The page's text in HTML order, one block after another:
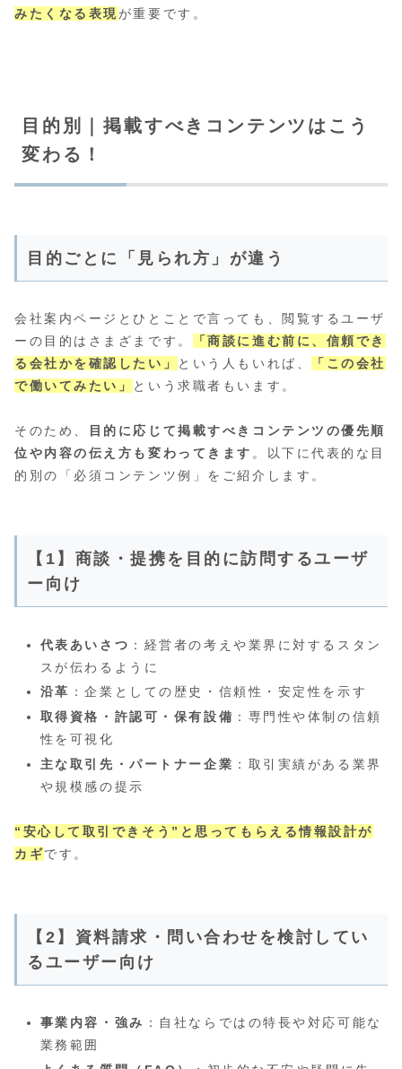
みたくなる表現 が重要です。
目的別｜掲載すべきコンテンツはこう
変わる！
目的ごとに「見られ方」が違う
会社案内ページとひとことで言っても、閲覧するユーザ
ーの目的はさまざまです。
「商談に進む前に、信頼でき
る会社かを確認したい」
という人もいれば、
「この会社
で働いてみたい」 という求職者もいます。
そのため、
目的に応じて掲載すべきコンテンツの優先順
位や内容の伝え方も変わってきます 。以下に代表的な目
的別の「必須コンテンツ例」をご紹介します。
【1】商談・提携を目的に訪問するユーザ
ー向け
代表あいさつ ：経営者の考えや業界に対するスタン
スが伝わるように
沿革 ：企業としての歴史・信頼性・安定性を示す
取得資格・許認可・保有設備 ：専門性や体制の信頼
性を可視化
主な取引先・パートナー企業 ：取引実績がある業界
や規模感の提示
“安心して取引できそう”と思ってもらえる情報設計が
カギです。
【2】資料請求・問い合わせを検討してい
るユーザー向け
事業内容・強み ：自社ならではの特長や対応可能な
業務範囲